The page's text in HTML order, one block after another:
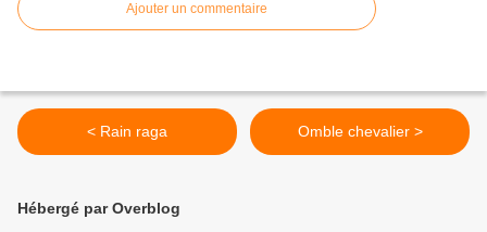
Ajouter un commentaire
< Rain raga Omble chevalier >
Hébergé par Overblog